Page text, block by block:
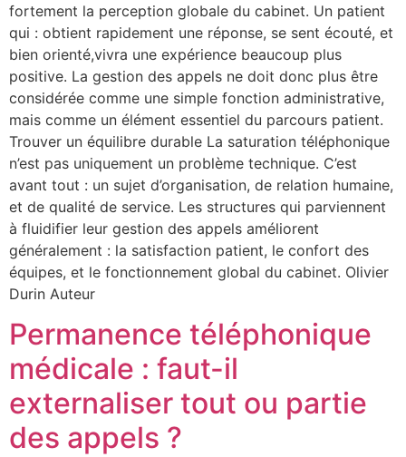
fortement la perception globale du cabinet. Un patient
qui : obtient rapidement une réponse, se sent écouté, et
bien orienté,vivra une expérience beaucoup plus
positive. La gestion des appels ne doit donc plus être
considérée comme une simple fonction administrative,
mais comme un élément essentiel du parcours patient.
Trouver un équilibre durable La saturation téléphonique
n’est pas uniquement un problème technique. C’est
avant tout : un sujet d’organisation, de relation humaine,
et de qualité de service. Les structures qui parviennent
à fluidifier leur gestion des appels améliorent
généralement : la satisfaction patient, le confort des
équipes, et le fonctionnement global du cabinet. Olivier
Durin Auteur
Permanence téléphonique
médicale : faut-il
externaliser tout ou partie
des appels ?